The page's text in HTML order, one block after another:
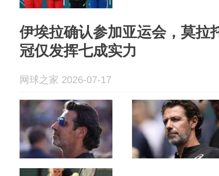
伊埃拉确认参加亚运会，莫拉
冠仅发挥七成实力
网球之家 2026-07-17